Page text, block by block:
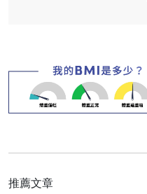
推薦文章